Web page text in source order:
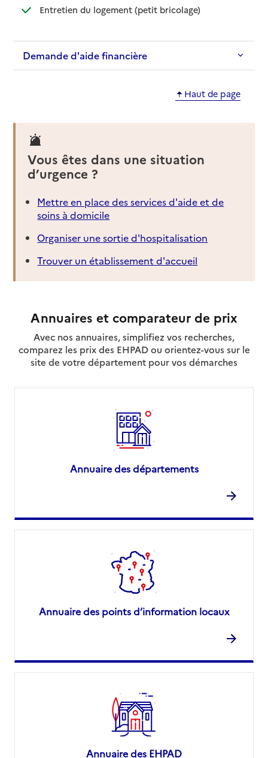
Entretien du logement (petit bricolage): disponible
: non disponible
Demande d'aide financière
Haut de page
Vous êtes dans une situation
d’urgence ?
Mettre en place des services d'aide et de
soins à domicile
Organiser une sortie d'hospitalisation
Trouver un établissement d'accueil
Annuaires et comparateur de prix
Avec nos annuaires, simplifiez vos recherches,
comparez les prix des EHPAD ou orientez-vous sur le
site de votre département pour vos démarches
Annuaire des départements
Annuaire des points d’information locaux
Annuaire des EHPAD